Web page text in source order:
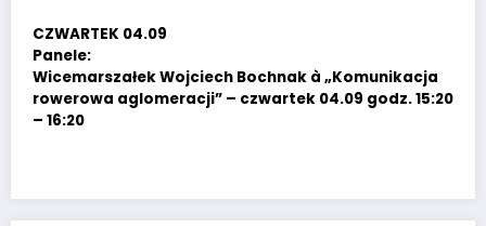
CZWARTEK 04.09
Panele:
Wicemarszałek Wojciech Bochnak à „Komunikacja
rowerowa aglomeracji” – czwartek 04.09 godz. 15:20
– 16:20